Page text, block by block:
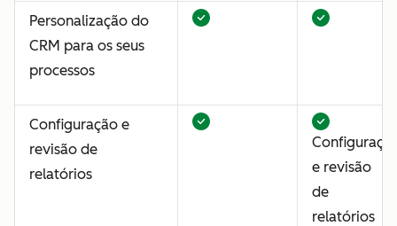
Personalização do
CRM para os seus
processos
Configuração e
revisão de
relatórios
e revisão
de
relatórios